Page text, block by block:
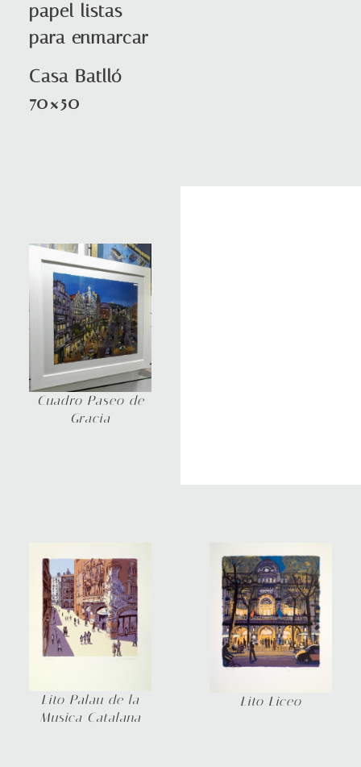
papel listas
para enmarcar
Casa Batlló
70×50
Cuadro Paseo de
Gracia
Lito Palau de la
Musica Catalana
Lito Liceo